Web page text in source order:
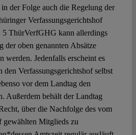
der Folge auch die Regelung der
Verfassungsgerichtshof
5 ThürVerfGHG kann allerdings
der oben genannten Absätze
werden. Jedenfalls erscheint es
den Verfassungsgerichtshof selbst
vor dem Landtag den
Außerdem behält der Landtag
über die Nachfolge des vom
gewählten Mitglieds zu